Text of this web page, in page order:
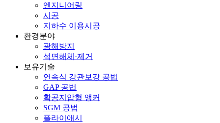
엔지니어링
시공
지하수 이용시공
환경분야
광해방지
석면해체·제거
보유기술
연속식 강관보강 공법
GAP 공법
확공지압형 앵커
SGM 공법
플라이애시